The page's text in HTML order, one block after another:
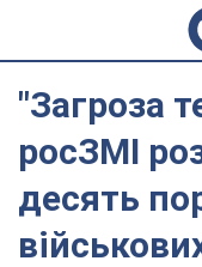
"Загроза
росЗМІ
десять